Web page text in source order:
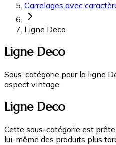
Carrelages avec
Ligne Deco
Ligne Deco
Sous-catégorie pour la ligne
aspect vintage.
Ligne Deco
Cette sous-catégorie est
lui-même des produits plus